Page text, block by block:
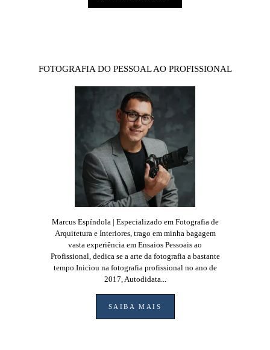
FOTOGRAFIA DO PESSOAL AO PROFISSIONAL
Marcus Espíndola | Especializado em Fotografia de
Arquitetura e Interiores, trago em minha bagagem
vasta experiência em Ensaios Pessoais ao
Profissional, dedica se a arte da fotografia a bastante
tempo.Iniciou na fotografia profissional no ano de
2017, Autodidata...
SAIBA MAIS